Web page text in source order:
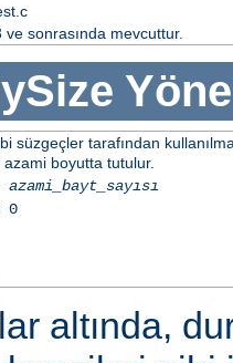
ve sonrasında mevcuttur.
süzgeçler tarafından
boyutta tutulur.
azami_bayt_sayısı
0
altında,